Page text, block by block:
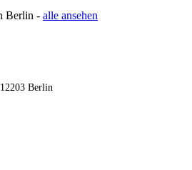
Berlin - alle ansehen
Berlin